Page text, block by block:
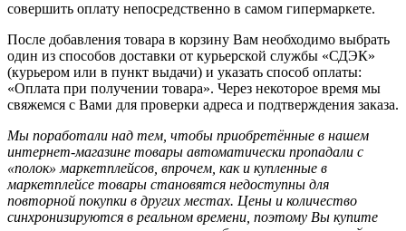
совершить оплату непосредственно в самом гипермаркете.
После добавления товара в корзину Вам необходимо выбрать
один из способов доставки от курьерской службы «СДЭК»
(курьером или в пункт выдачи) и указать способ оплаты:
«Оплата при получении товара». Через некоторое время мы
свяжемся с Вами для проверки адреса и подтверждения заказа.
Мы поработали над тем, чтобы приобретённые в нашем
интернет-магазине товары автоматически пропадали с
«полок» маркетплейсов, впрочем, как и купленные в
маркетплейсе товары становятся недоступны для
повторной покупки в других местах. Цены и количество
синхронизируются в реальном времени, поэтому Вы купите